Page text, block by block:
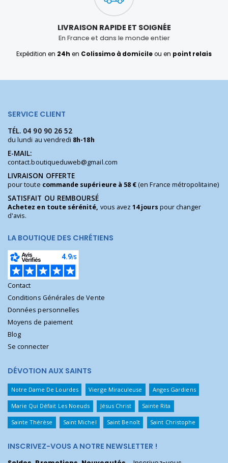
LIVRAISON RAPIDE ET SOIGNÉE
En France et dans le monde entier
Expédition en 24h en Colissimo à domicileou en point relais
SERVICE CLIENT
TÉL. 04 90 90 26 52
du lundi au vendredi 8h-18h
E-MAIL:
contact.boutiqueduweb@gmail.com
LIVRAISON OFFERTE
pour toute commande supérieure à 58 €(en France métropolitaine)
SATISFAIT OU REMBOURSÉ
Achetez en toute sérénité, vous avez14 jours pour changer
d'avis.
LA BOUTIQUE DES CHRÉTIENS
Contact
Conditions Générales de Vente
Données personnelles
Moyens de paiement
Blog
Se connecter
DÉVOTION AUX SAINTS
Notre Dame De Lourdes Vierge Miraculeuse Anges Gardiens
Marie Qui Défait Les Noeuds Jésus Christ Sainte Rita
Sainte Thérèse Saint Michel Saint Benoît Saint Christophe
INSCRIVEZ-VOUS A NOTRE NEWSLETTER !